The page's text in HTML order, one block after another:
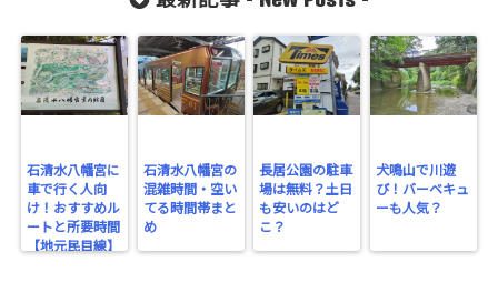
石清水八幡宮に
車で行く人向
け！おすすめル
ートと所要時間
【地元民目線】
石清水八幡宮の
混雑時間・空い
てる時間帯まと
め
長居公園の駐車
場は無料？土日
も安いのはど
こ？
犬鳴山で川遊
び！バーベキュ
ーも人気？